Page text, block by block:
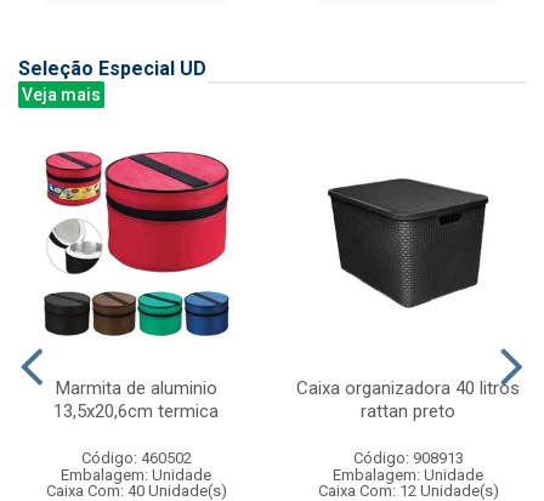
Seleção Especial UD
Veja mais
Marmita de aluminio
13,5x20,6cm termica
Código: 460502
Embalagem: Unidade
Caixa Com: 40 Unidade(s)
Caixa organizadora 40 litros
rattan preto
Código: 908913
Embalagem: Unidade
Caixa Com: 12 Unidade(s)